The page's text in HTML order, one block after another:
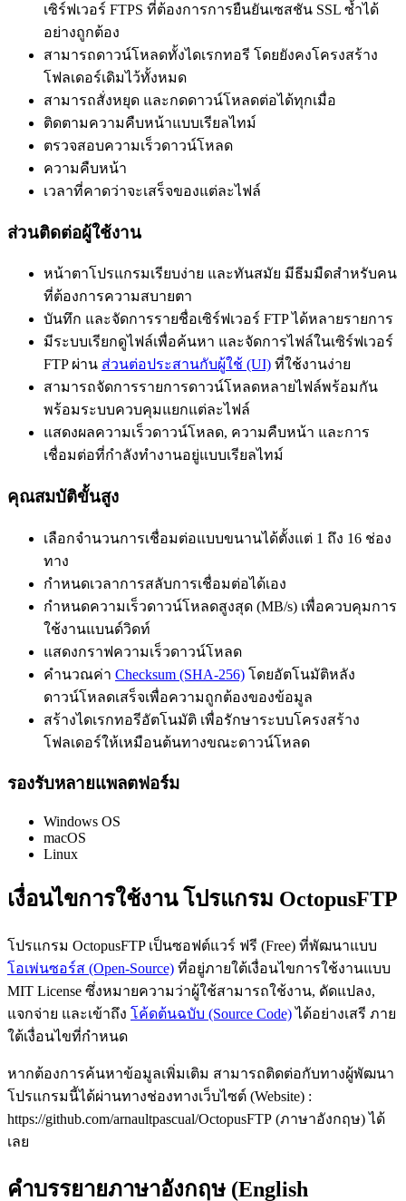
เซิร์ฟเวอร์ FTPS ที่ต้องการการยืนยันเซสชัน SSL ซ้ำได้
อย่างถูกต้อง
สามารถดาวน์โหลดทั้งไดเรกทอรี โดยยังคงโครงสร้าง
โฟลเดอร์เดิมไว้ทั้งหมด
สามารถสั่งหยุด และกดดาวน์โหลดต่อได้ทุกเมื่อ
ติดตามความคืบหน้าแบบเรียลไทม์
ตรวจสอบความเร็วดาวน์โหลด
ความคืบหน้า
เวลาที่คาดว่าจะเสร็จของแต่ละไฟล์
ส่วนติดต่อผู้ใช้งาน
หน้าตาโปรแกรมเรียบง่าย และทันสมัย มีธีมมืดสำหรับคน
ที่ต้องการความสบายตา
บันทึก และจัดการรายชื่อเซิร์ฟเวอร์ FTP ได้หลายรายการ
มีระบบเรียกดูไฟล์เพื่อค้นหา และจัดการไฟล์ในเซิร์ฟเวอร์
FTP ผ่าน ส่วนต่อประสานกับผู้ใช้ (UI) ที่ใช้งานง่าย
สามารถจัดการรายการดาวน์โหลดหลายไฟล์พร้อมกัน
พร้อมระบบควบคุมแยกแต่ละไฟล์
แสดงผลความเร็วดาวน์โหลด, ความคืบหน้า และการ
เชื่อมต่อที่กำลังทำงานอยู่แบบเรียลไทม์
คุณสมบัติขั้นสูง
เลือกจำนวนการเชื่อมต่อแบบขนานได้ตั้งแต่ 1 ถึง 16 ช่อง
ทาง
กำหนดเวลาการสลับการเชื่อมต่อได้เอง
กำหนดความเร็วดาวน์โหลดสูงสุด (MB/s) เพื่อควบคุมการ
ใช้งานแบนด์วิดท์
แสดงกราฟความเร็วดาวน์โหลด
คำนวณค่า Checksum (SHA-256) โดยอัตโนมัติหลัง
ดาวน์โหลดเสร็จเพื่อความถูกต้องของข้อมูล
สร้างไดเรกทอรีอัตโนมัติ เพื่อรักษาระบบโครงสร้าง
โฟลเดอร์ให้เหมือนต้นทางขณะดาวน์โหลด
รองรับหลายแพลตฟอร์ม
Windows OS
macOS
Linux
เงื่อนไขการใช้งาน โปรแกรม OctopusFTP
โปรแกรม OctopusFTP เป็นซอฟต์แวร์ ฟรี (Free) ที่พัฒนาแบบ
โอเพ่นซอร์ส (Open-Source) ที่อยู่ภายใต้เงื่อนไขการใช้งานแบบ
MIT License ซึ่งหมายความว่าผู้ใช้สามารถใช้งาน, ดัดแปลง,
แจกจ่าย และเข้าถึง โค้ดต้นฉบับ (Source Code)ได้อย่างเสรี ภาย
ใต้เงื่อนไขที่กำหนด
หากต้องการค้นหาข้อมูลเพิ่มเติม สามารถติดต่อกับทางผู้พัฒนา
โปรแกรมนี้ได้ผ่านทางช่องทางเว็บไซต์ (Website) :
https://github.com/arnaultpascual/OctopusFTP (ภาษาอังกฤษ) ได้
เลย
คำบรรยายภาษาอังกฤษ (English